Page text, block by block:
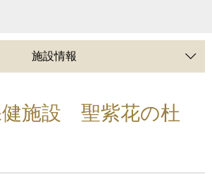
施設情報
健施設 聖紫花の杜